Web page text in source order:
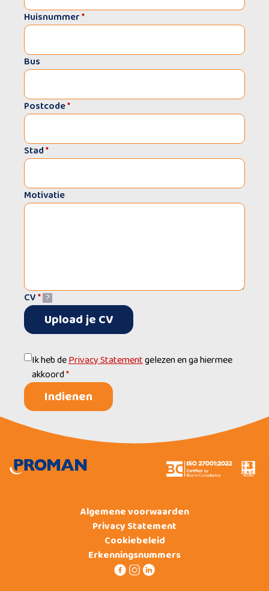
Huisnummer*
Bus
Postcode*
Stad*
Motivatie
CV* ?
Upload je CV
Ik heb dePrivacy Statementgelezen en ga hiermee
akkoord*
Indienen
Algemene voorwaarden
Privacy Statement
Cookiebeleid
Erkenningsnummers